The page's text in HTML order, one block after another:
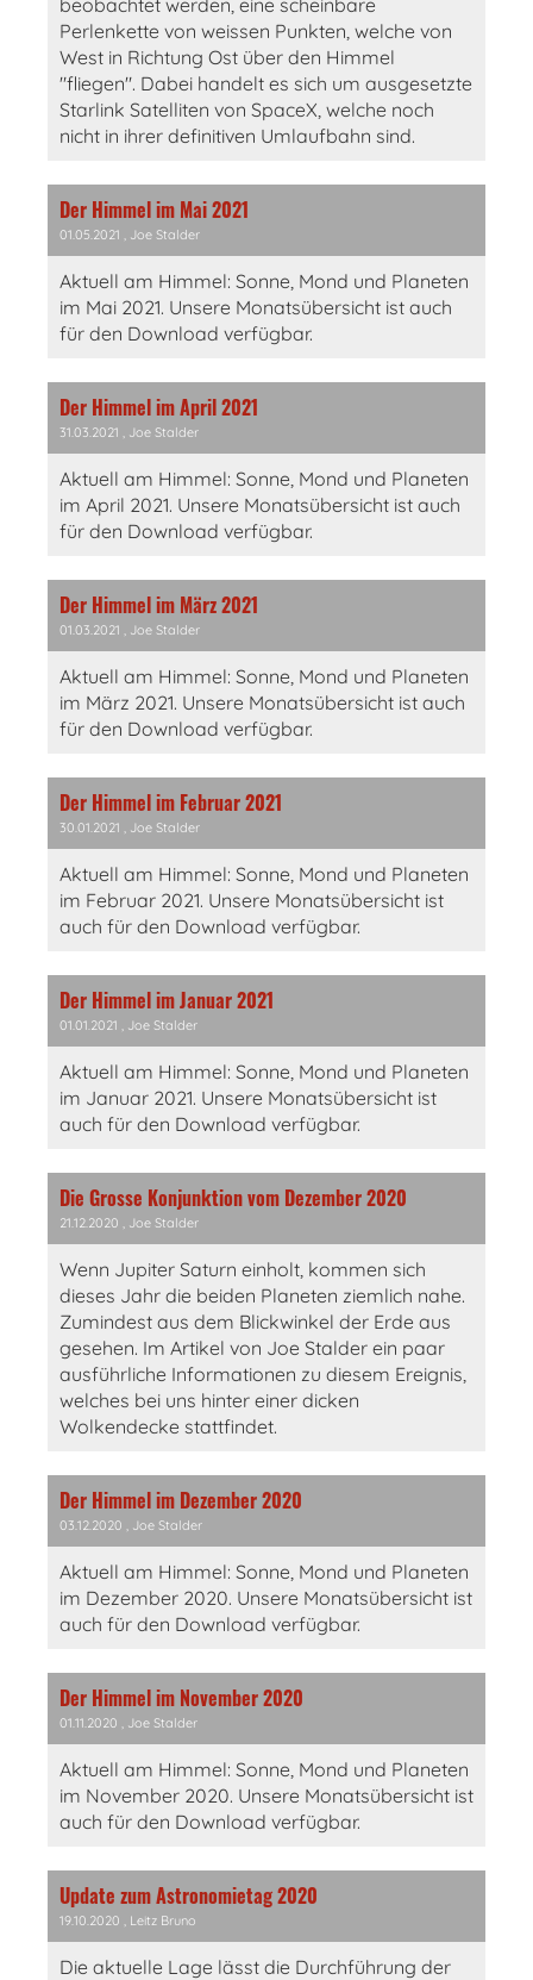
beobachtet werden, eine scheinbare
Perlenkette von weissen Punkten, welche von
West in Richtung Ost über den Himmel
"fliegen". Dabei handelt es sich um ausgesetzte
Starlink Satelliten von SpaceX, welche noch
nicht in ihrer definitiven Umlaufbahn sind.
Der Himmel im Mai 2021
01.05.2021 , Joe Stalder
Aktuell am Himmel: Sonne, Mond und Planeten
im Mai 2021. Unsere Monatsübersicht ist auch
für den Download verfügbar.
Der Himmel im April 2021
31.03.2021 , Joe Stalder
Aktuell am Himmel: Sonne, Mond und Planeten
im April 2021. Unsere Monatsübersicht ist auch
für den Download verfügbar.
Der Himmel im März 2021
01.03.2021 , Joe Stalder
Aktuell am Himmel: Sonne, Mond und Planeten
im März 2021. Unsere Monatsübersicht ist auch
für den Download verfügbar.
Der Himmel im Februar 2021
30.01.2021 , Joe Stalder
Aktuell am Himmel: Sonne, Mond und Planeten
im Februar 2021. Unsere Monatsübersicht ist
auch für den Download verfügbar.
Der Himmel im Januar 2021
01.01.2021 , Joe Stalder
Aktuell am Himmel: Sonne, Mond und Planeten
im Januar 2021. Unsere Monatsübersicht ist
auch für den Download verfügbar.
Die Grosse Konjunktion vom Dezember 2020
21.12.2020 , Joe Stalder
Wenn Jupiter Saturn einholt, kommen sich
dieses Jahr die beiden Planeten ziemlich nahe.
Zumindest aus dem Blickwinkel der Erde aus
gesehen. Im Artikel von Joe Stalder ein paar
ausführliche Informationen zu diesem Ereignis,
welches bei uns hinter einer dicken
Wolkendecke stattfindet.
Der Himmel im Dezember 2020
03.12.2020 , Joe Stalder
Aktuell am Himmel: Sonne, Mond und Planeten
im Dezember 2020. Unsere Monatsübersicht ist
auch für den Download verfügbar.
Der Himmel im November 2020
01.11.2020 , Joe Stalder
Aktuell am Himmel: Sonne, Mond und Planeten
im November 2020. Unsere Monatsübersicht ist
auch für den Download verfügbar.
Update zum Astronomietag 2020
19.10.2020 , Leitz Bruno
Die aktuelle Lage lässt die Durchführung der